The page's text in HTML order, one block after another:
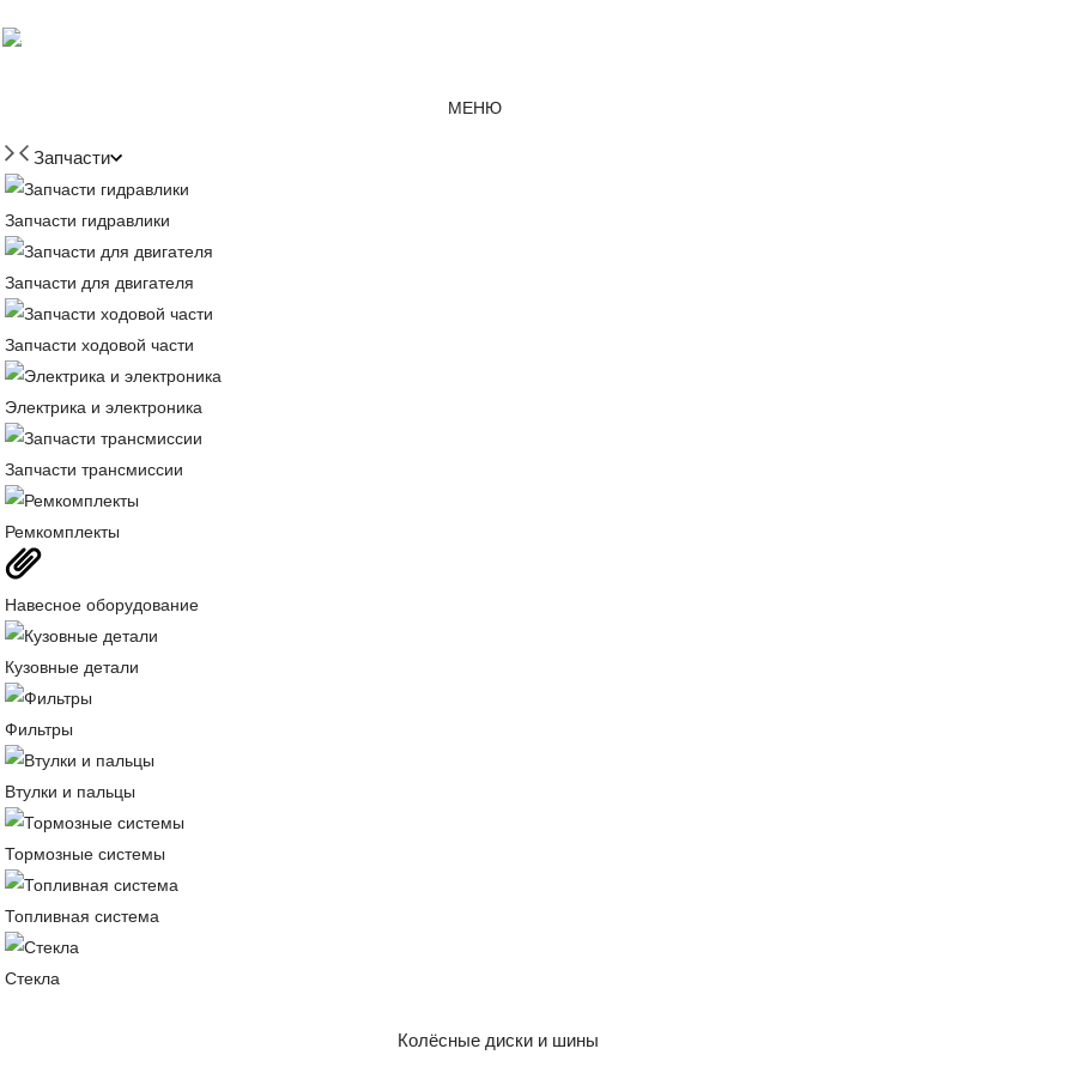
Мессенджер MAX
МЕНЮ
Запчасти
Запчасти гидравлики
Запчасти для двигателя
Запчасти ходовой части
Электрика и электроника
Запчасти трансмиссии
Ремкомплекты
Навесное оборудование
Кузовные детали
Фильтры
Втулки и пальцы
Тормозные системы
Топливная система
Стекла
Колёсные диски и шины